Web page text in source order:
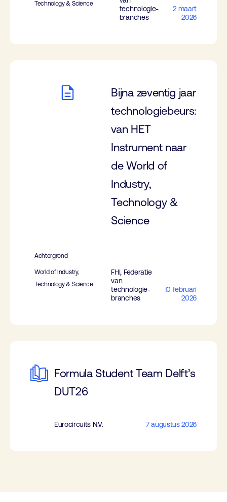
Technology & Science
technologie-
branches
2 maart
2026
Bijna zeventig jaar
technologiebeurs:
van HET
Instrument naar
de World of
Industry,
Technology &
Science
Achtergrond
World of Industry,
Technology & Science
FHI, Federatie
van
technologie-
branches
10 februari
2026
Formula Student Team Delft’s
DUT26
Eurocircuits N.V. 7 augustus 2026